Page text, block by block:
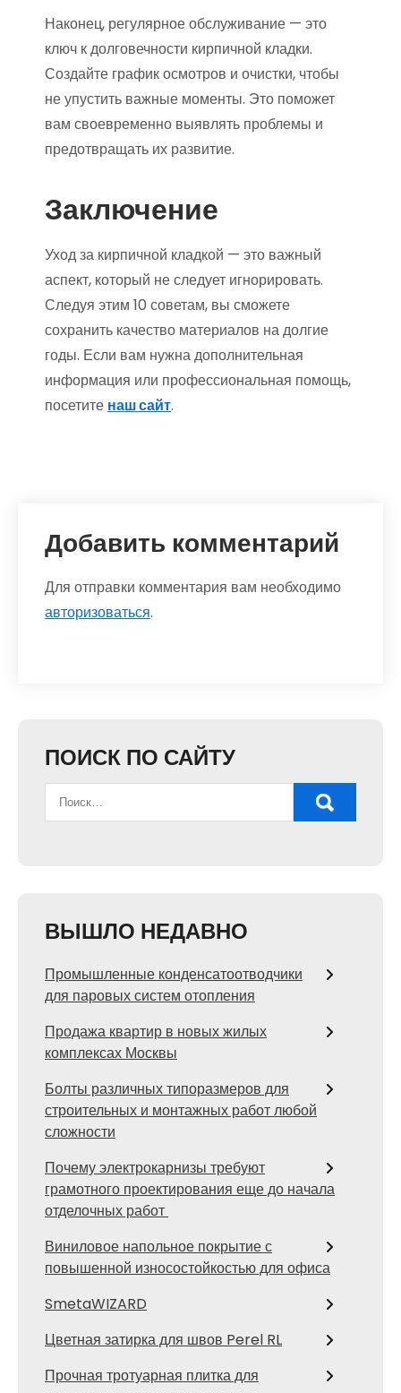
Наконец, регулярное обслуживание — это
ключ к долговечности кирпичной кладки.
Создайте график осмотров и очистки, чтобы
не упустить важные моменты. Это поможет
вам своевременно выявлять проблемы и
предотвращать их развитие.
Заключение
Уход за кирпичной кладкой — это важный
аспект, который не следует игнорировать.
Следуя этим 10 советам, вы сможете
сохранить качество материалов на долгие
годы. Если вам нужна дополнительная
информация или профессиональная помощь,
посетите наш сайт.
Добавить комментарий
Для отправки комментария вам необходимо
авторизоваться.
ПОИСК ПО САЙТУ
ВЫШЛО НЕДАВНО
Промышленные конденсатоотводчики
для паровых систем отопления
Продажа квартир в новых жилых
комплексах Москвы
Болты различных типоразмеров для
строительных и монтажных работ любой
сложности
Почему электрокарнизы требуют
грамотного проектирования еще до начала
отделочных работ
Виниловое напольное покрытие с
повышенной износостойкостью для офиса
SmetaWIZARD
Цветная затирка для швов Perel RL
Прочная тротуарная плитка для